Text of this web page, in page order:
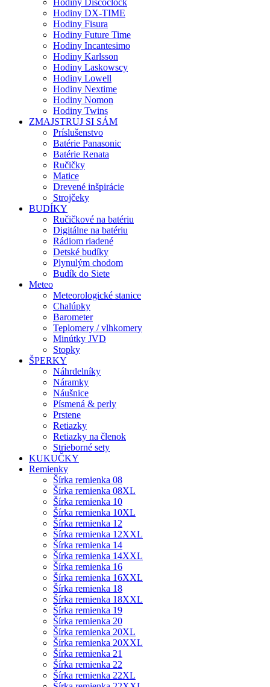
Hodiny DX-TIME
Hodiny Fisura
Hodiny Future Time
Hodiny Incantesimo
Hodiny Karlsson
Hodiny Laskowscy
Hodiny Lowell
Hodiny Nextime
Hodiny Nomon
Hodiny Twins
ZMAJSTRUJ SI SÁM
Príslušenstvo
Batérie Panasonic
Batérie Renata
Ručičky
Matice
Drevené inšpirácie
Strojčeky
BUDÍKY
Ručičkové na batériu
Digitálne na batériu
Rádiom riadené
Detské budíky
Plynulým chodom
Budík do Siete
Meteo
Meteorologické stanice
Chalúpky
Barometer
Teplomery / vlhkomery
Minútky JVD
Stopky
ŠPERKY
Náhrdelníky
Náramky
Náušnice
Písmená & perly
Prstene
Retiazky
Retiazky na členok
Strieborné sety
KUKUČKY
Remienky
Šírka remienka 08
Šírka remienka 08XL
Šírka remienka 10
Šírka remienka 10XL
Šírka remienka 12
Šírka remienka 12XXL
Šírka remienka 14
Šírka remienka 14XXL
Šírka remienka 16
Šírka remienka 16XXL
Šírka remienka 18
Šírka remienka 18XXL
Šírka remienka 19
Šírka remienka 20
Šírka remienka 20XL
Šírka remienka 20XXL
Šírka remienka 21
Šírka remienka 22
Šírka remienka 22XL